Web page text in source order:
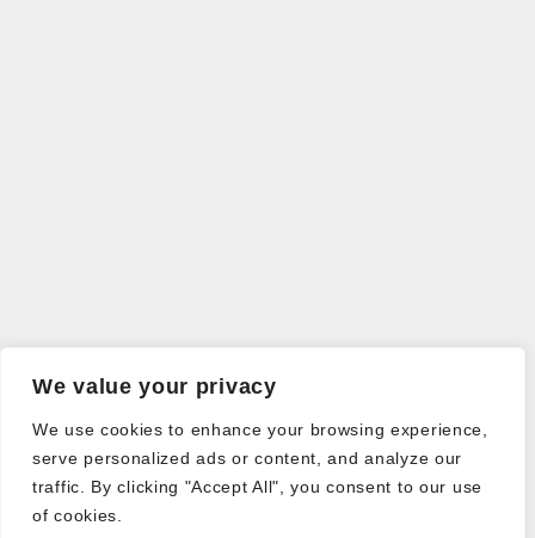
We value your privacy
We use cookies to enhance your browsing experience,
serve personalized ads or content, and analyze our
traffic. By clicking "Accept All", you consent to our use
of cookies.